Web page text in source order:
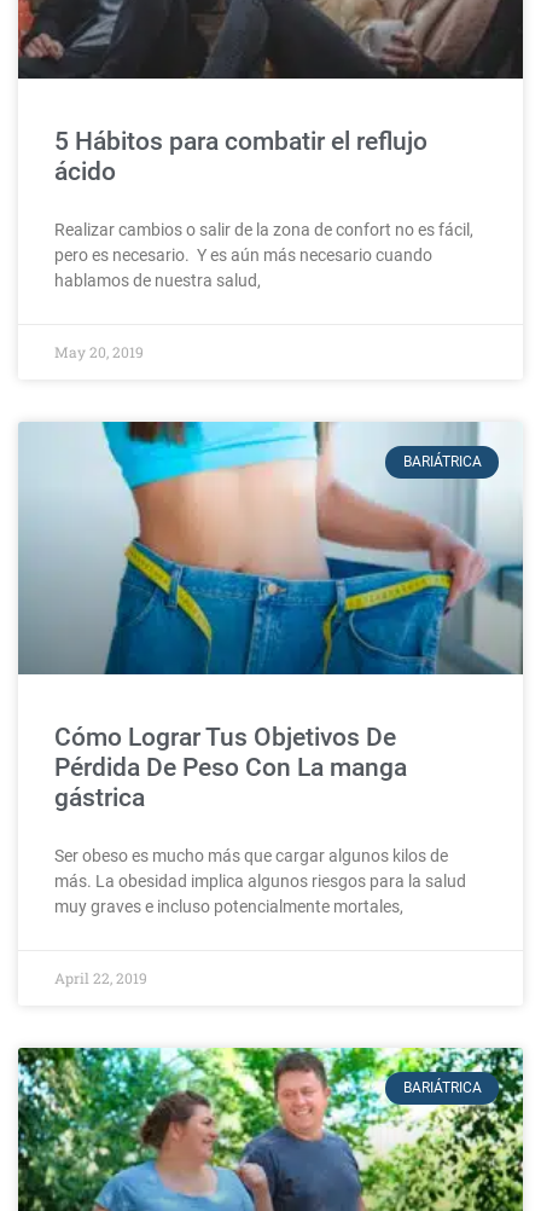
5 Hábitos para combatir el reflujo
ácido
Realizar cambios o salir de la zona de confort no es fácil,
pero es necesario. Y es aún más necesario cuando
hablamos de nuestra salud,
May 20, 2019
BARIÁTRICA
Cómo Lograr Tus Objetivos De
Pérdida De Peso Con La manga
gástrica
Ser obeso es mucho más que cargar algunos kilos de
más. La obesidad implica algunos riesgos para la salud
muy graves e incluso potencialmente mortales,
April 22, 2019
BARIÁTRICA